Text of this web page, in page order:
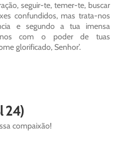
seguir-te, temer-te, buscar
confundidos, mas trata-nos
e segundo a tua imensa
nos com o poder de tuas
glorificado, Senhor’.
24)
compaixão!